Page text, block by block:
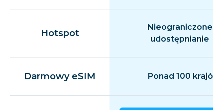
Hotspot
Nieograniczone
udostępnianie
Darmowy eSIM Ponad 100 krajów